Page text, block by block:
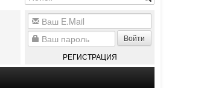
Войти
РЕГИСТРАЦИЯ